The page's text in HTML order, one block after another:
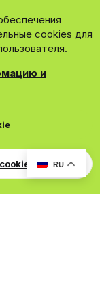
RU
Поддержка
и правила
S
cookies для
и